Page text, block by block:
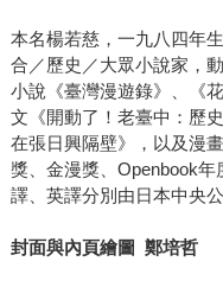
本名楊若慈，一九八四年
合／歷史／大眾小說家，
小說《臺灣漫遊錄》、《
文《開動了！老臺中：歷
在張日興隔壁》，以及漫
獎、金漫獎、Openbook
譯、英譯分別由日本中央
封面與內頁繪圖 鄭培哲